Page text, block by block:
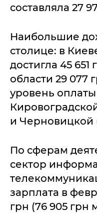
составляла 27
Наибольшие
столице: в
достигла 45 651
области 29 077
уровень
и Черновицкой
По сферам
сектор
зарплата в
грн (76 905 грн